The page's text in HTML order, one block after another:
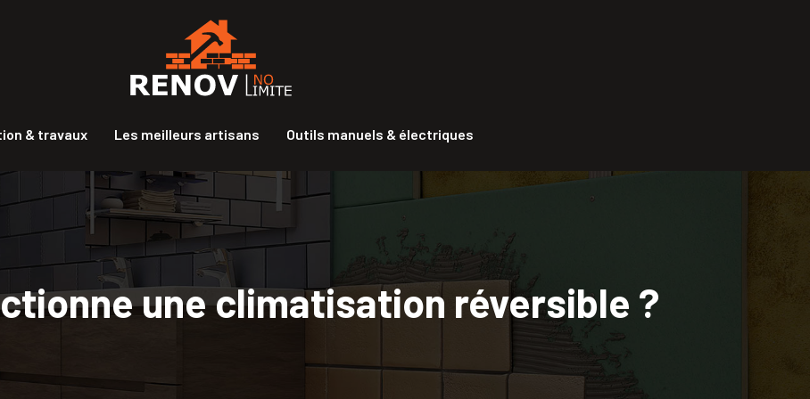
& travaux Les meilleurs artisans Outils manuels & électriques
une climatisation réversible ?